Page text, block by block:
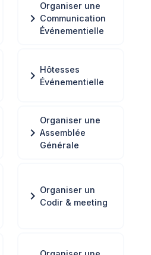
chevron_right
Organiser une
Communication
Événementielle
chevron_right Hôtesses
Événementielle
chevron_right
Organiser une
Assemblée
Générale
chevron_right Organiser un
Codir & meeting